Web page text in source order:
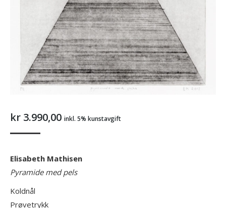
kr 3.990,00 inkl. 5% kunstavgift
Elisabeth Mathisen
Pyramide med pels
Koldnål
Prøvetrykk